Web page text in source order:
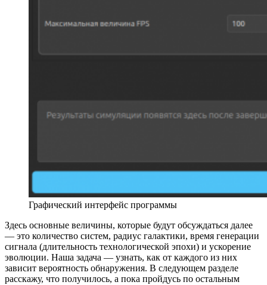
Графический интерфейс программы
Здесь основные величины, которые будут обсуждаться далее
— это количество систем, радиус галактики, время генерации
сигнала (длительность технологической эпохи) и ускорение
эволюции. Наша задача — узнать, как от каждого из них
зависит вероятность обнаружения. В следующем разделе
расскажу, что получилось, а пока пройдусь по остальным